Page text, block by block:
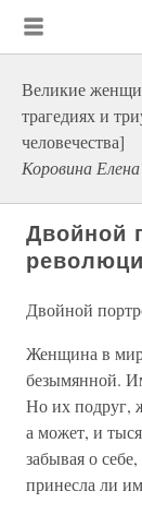
Великие
трагедиях и
человечества]
Коровина
Двойной
Двойной
Женщина в
безымянной.
Но их подруг,
а может, и
забывая о
принесла ли им